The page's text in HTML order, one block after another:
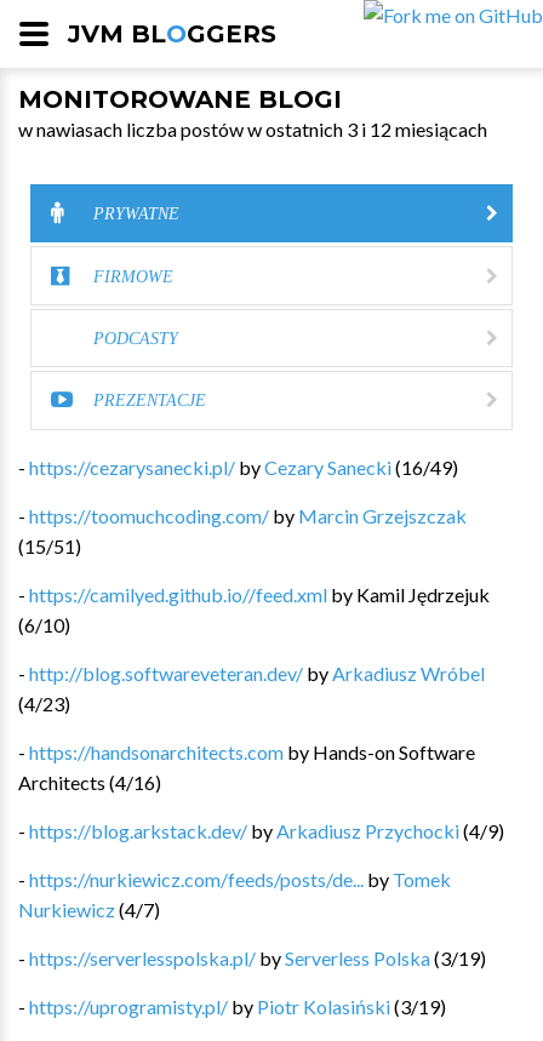
JVM BLOGGERS
MONITOROWANE BLOGI
w nawiasach liczba postów w ostatnich 3 i 12 miesiącach
PRYWATNE
FIRMOWE
PODCASTY
PREZENTACJE
- https://cezarysanecki.pl/ byCezary Sanecki(16/49)
- https://toomuchcoding.com/ by Marcin Grzejszczak
(15/51)
- https://camilyed.github.io//feed.xml by Kamil Jędrzejuk
(6/10)
- http://blog.softwareveteran.dev/ by Arkadiusz Wróbel
(4/23)
- https://handsonarchitects.com by Hands-on Software
Architects (4/16)
- https://blog.arkstack.dev/ by Arkadiusz Przychocki(4/9)
- https://nurkiewicz.com/feeds/posts/de... by Tomek
Nurkiewicz(4/7)
- https://serverlesspolska.pl/ byServerless Polska(3/19)
- https://uprogramisty.pl/ by Piotr Kolasiński(3/19)